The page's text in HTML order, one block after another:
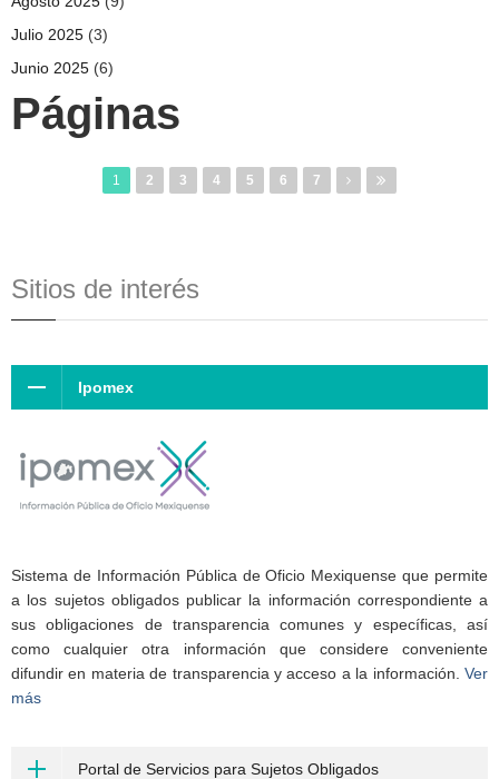
Julio 2025 (3)
Junio 2025 (6)
Páginas
1 2 3 4 5 6 7
Sitios de interés
Ipomex
Sistema de Información Pública de Oficio Mexiquense que permite
a los sujetos obligados publicar la información correspondiente a
sus obligaciones de transparencia comunes y específicas, así
como cualquier otra información que considere conveniente
difundir en materia de transparencia y acceso a la información. Ver
más
Portal de Servicios para Sujetos Obligados